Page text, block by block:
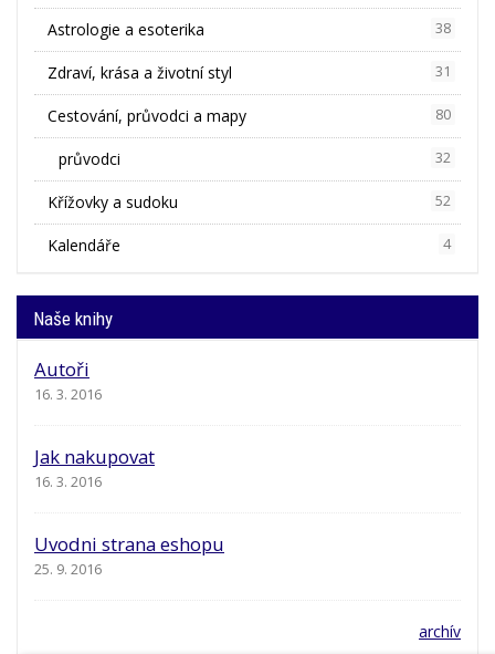
Astrologie a esoterika 38
Zdraví, krása a životní styl 31
Cestování, průvodci a mapy 80
průvodci 32
Křížovky a sudoku 52
Kalendáře 4
Naše knihy
Autoři
16. 3. 2016
Jak nakupovat
16. 3. 2016
Uvodni strana eshopu
25. 9. 2016
archív